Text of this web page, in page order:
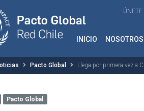
INICIO NOSOTROS
Pacto Global Llega por primera vez a
Pacto Global